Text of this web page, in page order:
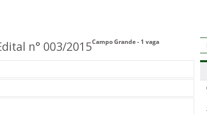
n° 003/2015Campo Grande - 1 vaga
candidatos para contratação como professor substituto
pela